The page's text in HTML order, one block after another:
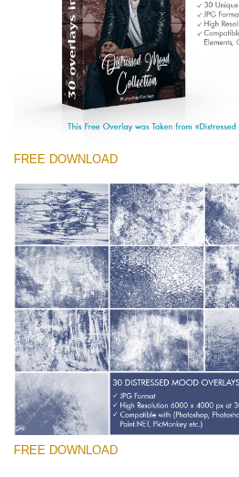
Large 6000*4000px
Download
FREE DOWNLOAD
FREE DOWNLOAD